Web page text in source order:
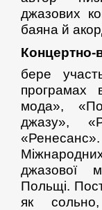
джазових
баяна й
Концертно-
бере
програмах
мода»,
джазу»,
джазової
Польщі.
як